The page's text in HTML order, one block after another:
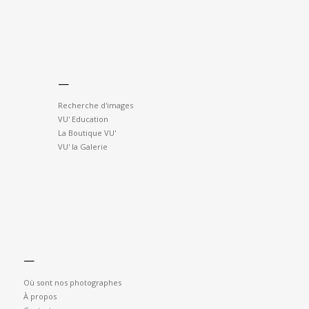
—
Recherche d'images
VU' Education
La Boutique VU'
VU' la Galerie
—
Où sont nos photographes
À propos